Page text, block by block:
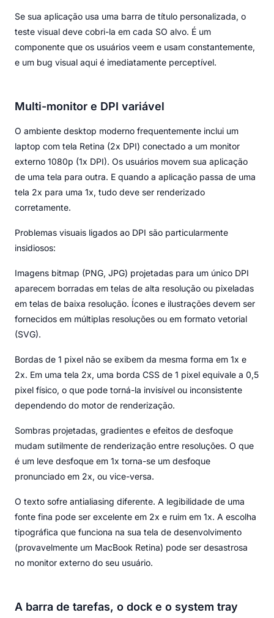
Se sua aplicação usa uma barra de título personalizada, o
teste visual deve cobri-la em cada SO alvo. É um
componente que os usuários veem e usam constantemente,
e um bug visual aqui é imediatamente perceptível.
Multi-monitor e DPI variável
O ambiente desktop moderno frequentemente inclui um
laptop com tela Retina (2x DPI) conectado a um monitor
externo 1080p (1x DPI). Os usuários movem sua aplicação
de uma tela para outra. E quando a aplicação passa de uma
tela 2x para uma 1x, tudo deve ser renderizado
corretamente.
Problemas visuais ligados ao DPI são particularmente
insidiosos:
Imagens bitmap (PNG, JPG) projetadas para um único DPI
aparecem borradas em telas de alta resolução ou pixeladas
em telas de baixa resolução. Ícones e ilustrações devem ser
fornecidos em múltiplas resoluções ou em formato vetorial
(SVG).
Bordas de 1 pixel não se exibem da mesma forma em 1x e
2x. Em uma tela 2x, uma borda CSS de 1 pixel equivale a 0,5
pixel físico, o que pode torná-la invisível ou inconsistente
dependendo do motor de renderização.
Sombras projetadas, gradientes e efeitos de desfoque
mudam sutilmente de renderização entre resoluções. O que
é um leve desfoque em 1x torna-se um desfoque
pronunciado em 2x, ou vice-versa.
O texto sofre antialiasing diferente. A legibilidade de uma
fonte fina pode ser excelente em 2x e ruim em 1x. A escolha
tipográfica que funciona na sua tela de desenvolvimento
(provavelmente um MacBook Retina) pode ser desastrosa
no monitor externo do seu usuário.
A barra de tarefas, o dock e o system tray